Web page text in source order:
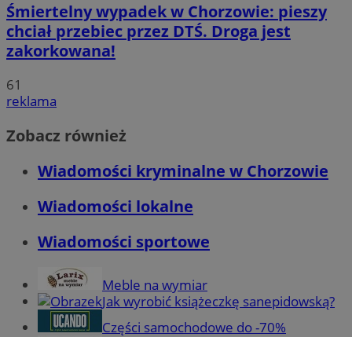
Śmiertelny wypadek w Chorzowie: pieszy
chciał przebiec przez DTŚ. Droga jest
zakorkowana!
61
reklama
Zobacz również
Wiadomości kryminalne w Chorzowie
Wiadomości lokalne
Wiadomości sportowe
Meble na wymiar
Jak wyrobić książeczkę sanepidowską?
Części samochodowe do -70%